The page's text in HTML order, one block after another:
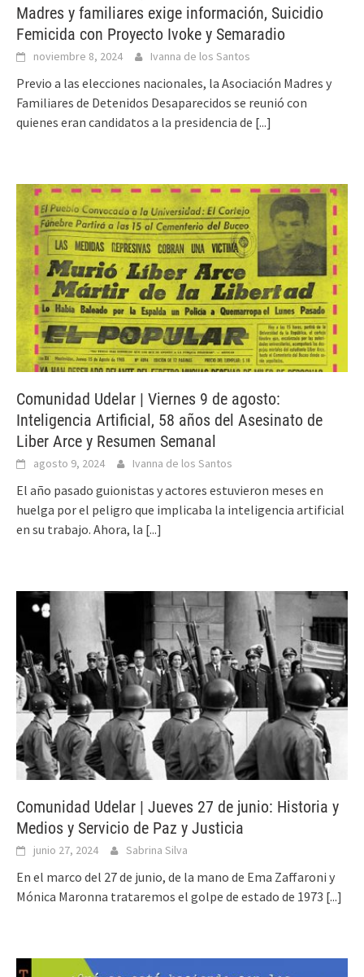
Madres y familiares exige información, Suicidio
Femicida con Proyecto Ivoke y Semaradio
noviembre 8, 2024 Ivanna de los Santos
Previo a las elecciones nacionales, la Asociación Madres y
Familiares de Detenidos Desaparecidos se reunió con
quienes eran candidatos a la presidencia de [...]
Comunidad Udelar | Viernes 9 de agosto:
Inteligencia Artificial, 58 años del Asesinato de
Liber Arce y Resumen Semanal
agosto 9, 2024 Ivanna de los Santos
El año pasado guionistas y actores estuvieron meses en
huelga por el peligro que implicaba la inteligencia artificial
en su trabajo. Ahora, la [...]
Comunidad Udelar | Jueves 27 de junio: Historia y
Medios y Servicio de Paz y Justicia
junio 27, 2024 Sabrina Silva
En el marco del 27 de junio, de la mano de Ema Zaffaroni y
Mónica Maronna trataremos el golpe de estado de 1973 [...]